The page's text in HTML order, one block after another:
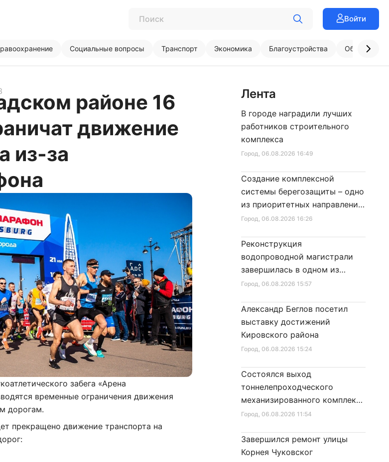
Войти
Социальные вопросы Транспорт Экономика Благоустройства
районе 16
движение
из-за
забега «Арена
временные ограничения движения
дорогам.
прекращено движение транспорта на
Лента
Город, 06.08.2026 16:49
В городе наградили лучших
работников строительного
комплекса
Город, 06.08.2026 16:26
Создание комплексной
системы берегозащиты – одно
из приоритетных направлений
развития Петербурга
Город, 06.08.2026 15:57
Реконструкция
водопроводной магистрали
завершилась в одном из
районов города
Город, 06.08.2026 15:24
Александр Беглов посетил
выставку достижений
Кировского района
Город, 06.08.2026 11:54
Состоялся выход
тоннелепроходческого
механизированного комплекса
«Надежда» на поверхность
Завершился ремонт улицы
Корнея Чуковског